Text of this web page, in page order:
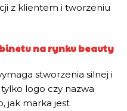
z klientem i tworzeniu
na rynku beauty
stworzenia silnej i
logo czy nazwa
jak marka jest